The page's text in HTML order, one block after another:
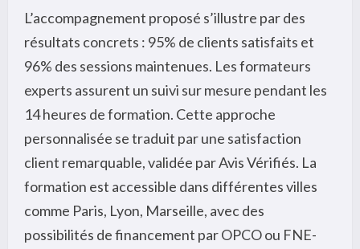
L’accompagnement proposé s’illustre par des
résultats concrets : 95% de clients satisfaits et
96% des sessions maintenues. Les formateurs
experts assurent un suivi sur mesure pendant les
14 heures de formation. Cette approche
personnalisée se traduit par une satisfaction
client remarquable, validée par Avis Vérifiés. La
formation est accessible dans différentes villes
comme Paris, Lyon, Marseille, avec des
possibilités de financement par OPCO ou FNE-